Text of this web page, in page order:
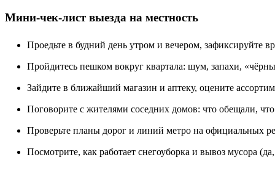
Мини‑чек‑лист выезда на местность
Проедьте в будний день утром и вечером, зафиксируйте
Пройдитесь пешком вокруг квартала: шум, запахи,
Зайдите в ближайший магазин и аптеку, оцените
Поговорите с жителями соседних домов: что обещали,
Проверьте планы дорог и линий метро на официальных
Посмотрите, как работает снегоуборка и вывоз мусора